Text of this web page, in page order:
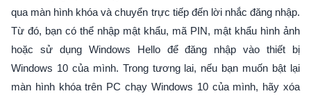
qua màn hình khóa và chuyển trực tiếp đến lời nhắc đăng nhập.
Từ đó, bạn có thể nhập mật khẩu, mã PIN, mật khẩu hình ảnh
hoặc sử dụng Windows Hello để đăng nhập vào thiết bị
Windows 10 của mình. Trong tương lai, nếu bạn muốn bật lại
màn hình khóa trên PC chạy Windows 10 của mình, hãy xóa